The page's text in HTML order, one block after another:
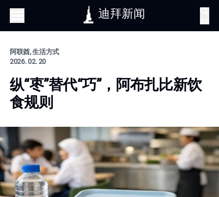
迪拜新闻
阿联酋, 生活方式
2026. 02. 20
纵“枣”替代“巧”，阿布扎比新饮
食规则